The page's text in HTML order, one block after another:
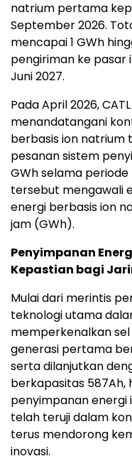
natrium pertama
September 2026.
mencapai 1 GWh
pengiriman ke pasar
Juni 2027.
Pada April 2026,
menandatangani
berbasis ion natrium
pesanan sistem
GWh selama
tersebut mengawali
energi berbasis ion
jam (GWh).
Penyimpanan
Kepastian bagi
Mulai dari merintis
teknologi utama
memperkenalkan
generasi pertama
serta dilanjutkan
berkapasitas 587Ah,
penyimpanan
telah teruji dalam
terus mendorong
inovasi.